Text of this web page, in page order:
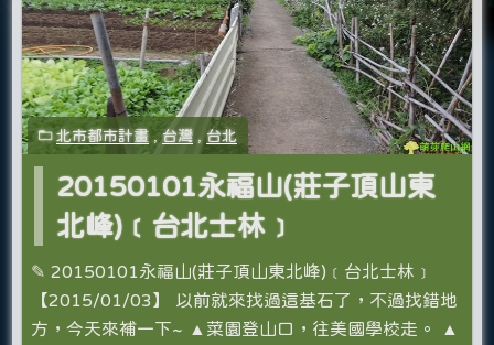
北市都市計畫 ,台灣 ,台北
20150101永福山(莊子頂山東
北峰)﹝台北士林﹞
✎ 20150101永福山(莊子頂山東北峰)﹝台北士林﹞
【2015/01/03】 以前就來找過這基石了，不過找錯地
方，今天來補一下~ ▲菜園登山口，往美國學校走。 ▲